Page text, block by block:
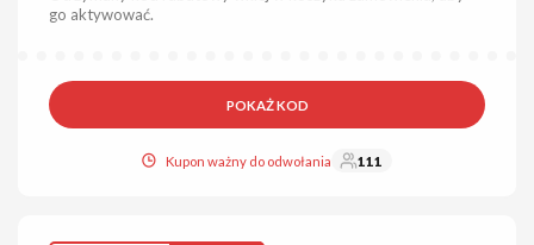
go aktywować.
POKAŻ KOD
Kupon ważny do odwołania 111